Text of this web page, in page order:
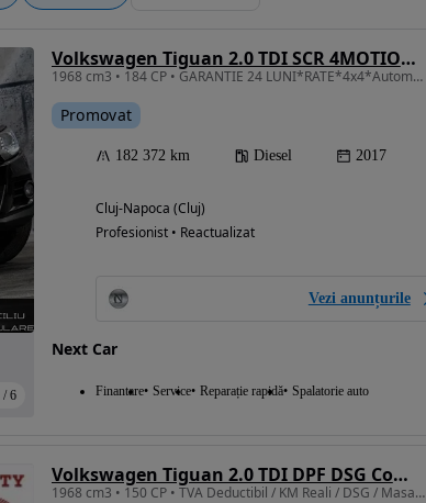
/ 6
Volkswagen Tiguan 2.0 TDI SCR 4MOTION BlueMotion Technology DSG Sport & Style
1968 cm3 • 184 CP • GARANTIE 24 LUNI*RATE*4x4*Automata*177Cp*Highline*Bixenon*Led
Promovat
182 372 km Diesel 2017
Cluj-Napoca (Cluj)
Profesionist • Reactualizat
Vezi anunțurile
Next Car
Finantare Service Reparație rapidă Spalatorie auto
Volkswagen Tiguan 2.0 TDI DPF DSG Comfortline
1968 cm3 • 150 CP • TVA Deductibil / KM Reali / DSG / Masaj / Navi